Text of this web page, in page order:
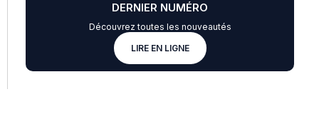
DERNIER NUMÉRO
Découvrez toutes les nouveautés
LIRE EN LIGNE